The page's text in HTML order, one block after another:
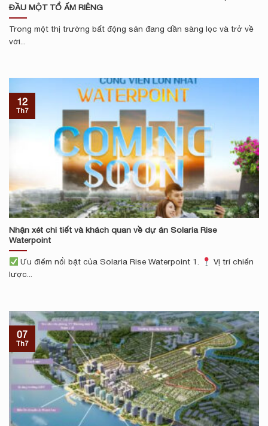
ĐẦU MỘT TỔ ẤM RIÊNG
Trong một thị trường bất động sản đang dần sàng lọc và trở về
với...
Nhận xét chi tiết và khách quan về dự án Solaria Rise
Waterpoint
Ưu điểm nổi bật của Solaria Rise Waterpoint 1.
Vị trí chiến
lược...
12
Th7
07
Th7